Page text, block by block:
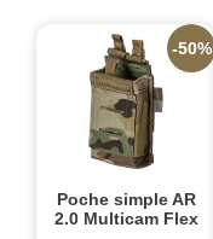
Poche simple AR
2.0 Multicam Flex
-50%